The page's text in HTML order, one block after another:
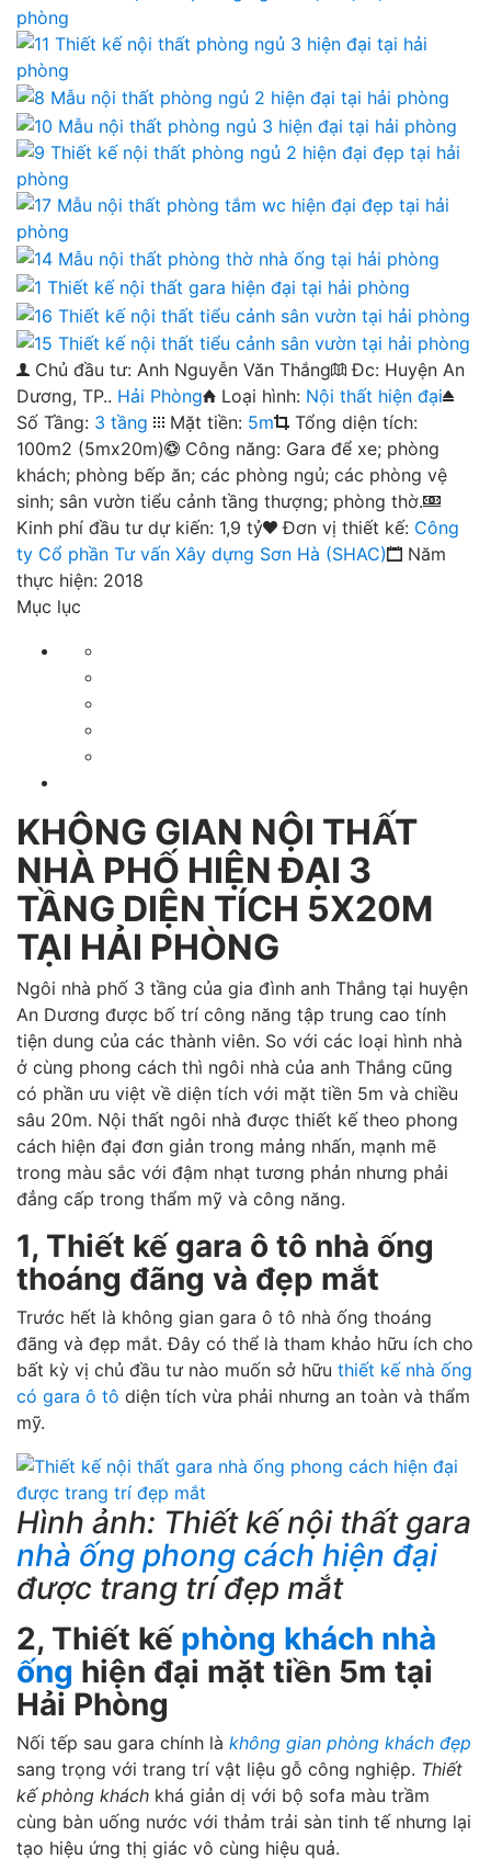
Chủ đầu tư: Anh Nguyễn Văn Thắng
Đc: Huyện An
Dương, TP.. Hải Phòng Loại hình: Nội thất hiện đại
Số Tầng: 3 tầng Mặt tiền: 5m
Tổng diện tích:
100m2 (5mx20m)
Công năng: Gara để xe; phòng
khách; phòng bếp ăn; các phòng ngủ; các phòng vệ
sinh; sân vườn tiểu cảnh tầng thượng; phòng thờ.
Kinh phí đầu tư dự kiến: 1,9 tỷ
Đơn vị thiết kế: Công
ty Cổ phần Tư vấn Xây dựng Sơn Hà (SHAC)
Năm
thực hiện: 2018
Mục lục
KHÔNG GIAN NỘI THẤT
NHÀ PHỐ HIỆN ĐẠI 3
TẦNG DIỆN TÍCH 5X20M
TẠI HẢI PHÒNG
Ngôi nhà phố 3 tầng của gia đình anh Thắng tại huyện
An Dương được bố trí công năng tập trung cao tính
tiện dung của các thành viên. So với các loại hình nhà
ở cùng phong cách thì ngôi nhà của anh Thắng cũng
có phần ưu việt về diện tích với mặt tiền 5m và chiều
sâu 20m. Nội thất ngôi nhà được thiết kế theo phong
cách hiện đại đơn giản trong mảng nhấn, mạnh mẽ
trong màu sắc với đậm nhạt tương phản nhưng phải
đẳng cấp trong thẩm mỹ và công năng.
1, Thiết kế gara ô tô nhà ống
thoáng đãng và đẹp mắt
Trước hết là không gian gara ô tô nhà ống thoáng
đãng và đẹp mắt. Đây có thể là tham khảo hữu ích cho
bất kỳ vị chủ đầu tư nào muốn sở hữu thiết kế nhà ống
có gara ô tô diện tích vừa phải nhưng an toàn và thẩm
mỹ.
Hình ảnh: Thiết kế nội thất gara
nhà ống phong cách hiện đại
được trang trí đẹp mắt
2, Thiết kế phòng khách nhà
ống hiện đại mặt tiền 5m tại
Hải Phòng
Nối tếp sau gara chính là không gian phòng khách đẹp
sang trọng với trang trí vật liệu gỗ công nghiệp. Thiết
kế phòng khách khá giản dị với bộ sofa màu trầm
cùng bàn uống nước với thảm trải sàn tinh tế nhưng lại
tạo hiệu ứng thị giác vô cùng hiệu quả.